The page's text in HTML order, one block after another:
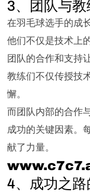
3、团队与
在羽毛球选手的成
他们不仅是技术上
团队的合作和支持
教练们不仅传授技
懈。
而团队内部的合作
成功的关键因素。
献了力量。
4、成功之路